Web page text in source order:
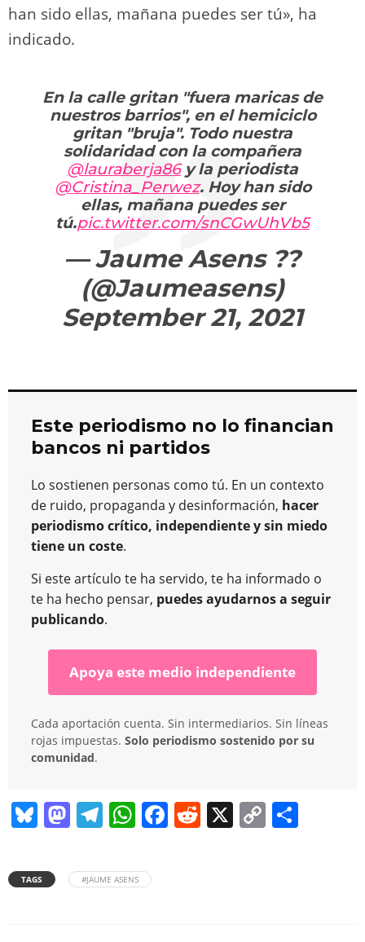
han sido ellas, mañana puedes ser tú», ha
indicado.
En la calle gritan "fuera maricas de
nuestros barrios", en el hemiciclo
gritan "bruja". Todo nuestra
solidaridad con la compañera
@lauraberja86y la periodista
@Cristina_Perwez. Hoy han sido
ellas, mañana puedes ser
tú.pic.twitter.com/snCGwUhVb5
— Jaume Asens ??
(@Jaumeasens)
September 21, 2021
Este periodismo no lo financian
bancos ni partidos
Lo sostienen personas como tú. En un contexto
de ruido, propaganda y desinformación, hacer
periodismo crítico, independiente y sin miedo
tiene un coste.
Si este artículo te ha servido, te ha informado o
te ha hecho pensar, puedes ayudarnos a seguir
publicando.
Apoya este medio independiente
Cada aportación cuenta. Sin intermediarios. Sin líneas
rojas impuestas. Solo periodismo sostenido por su
comunidad.
Bl
e
M
st
T
e
W
at
F
R
X
C
TAGS #JAUME ASENS